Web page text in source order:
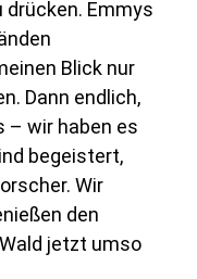
drücken. Emmys
Blick nur
Dann endlich,
– wir haben es
begeistert,
Wir
den
jetzt umso